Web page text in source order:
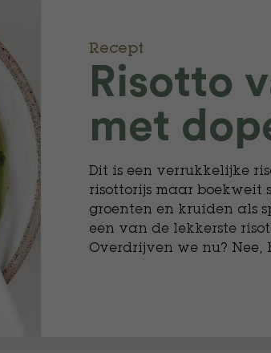
Recept
Risotto
met
Dit is een verrukkelijke
risottorijs maar boekweit
groenten en kruiden als
een van de lekkerste
Overdrijven we nu? Nee,